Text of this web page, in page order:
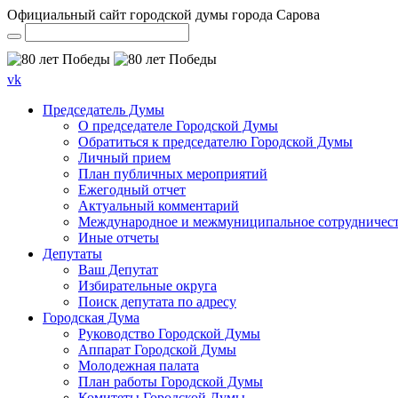
Официальный сайт городской думы города Сарова
vk
Председатель Думы
О председателе Городской Думы
Обратиться к председателю Городской Думы
Личный прием
План публичных мероприятий
Ежегодный отчет
Актуальный комментарий
Международное и межмуниципальное
Иные отчеты
Депутаты
Ваш Депутат
Избирательные округа
Поиск депутата по адресу
Городская Дума
Руководство Городской Думы
Аппарат Городской Думы
Молодежная палата
План работы Городской Думы